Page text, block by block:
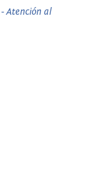
Atención al